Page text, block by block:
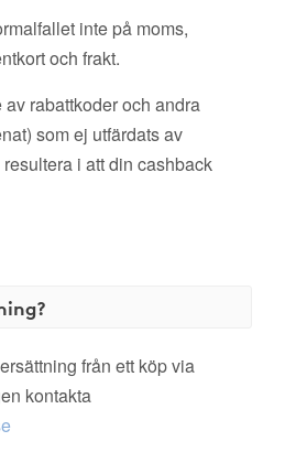
inte på moms,
och frakt.
rabattkoder och andra
som ej utfärdats av
i att din cashback
från ett köp via
kontakta